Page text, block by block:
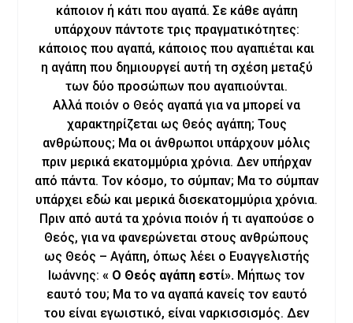
κάποιον ή κάτι που αγαπά. Σε κάθε αγάπη
υπάρχουν πάντοτε τρις πραγματικότητες:
κάποιος που αγαπά, κάποιος που αγαπιέται και
η αγάπη που δημιουργεί αυτή τη σχέση μεταξύ
των δύο προσώπων που αγαπιούνται.
Αλλά ποιόν ο Θεός αγαπά για να μπορεί να
χαρακτηρίζεται ως Θεός αγάπη; Τους
ανθρώπους; Μα οι άνθρωποι υπάρχουν μόλις
πριν μερικά εκατομμύρια χρόνια. Δεν υπήρχαν
από πάντα. Τον κόσμο, το σύμπαν; Μα το σύμπαν
υπάρχει εδώ και μερικά δισεκατομμύρια χρόνια.
Πριν από αυτά τα χρόνια ποιόν ή τι αγαπούσε ο
Θεός, για να φανερώνεται στους ανθρώπους
ως Θεός – Αγάπη, όπως λέει ο Ευαγγελιστής
Ιωάννης: « Ο Θεός αγάπη εστί». Μήπως τον
εαυτό του; Μα το να αγαπά κανείς τον εαυτό
του είναι εγωιστικό, είναι ναρκισσισμός. Δεν